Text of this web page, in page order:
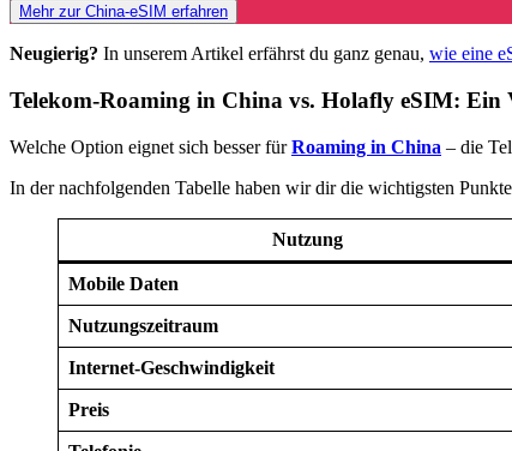
Mehr zur China-eSIM erfahren
Neugierig? In unserem Artikel erfährst du ganz genau, wie eine
Telekom-Roaming in China vs. Holafly eSIM: Ein
Welche Option eignet sich besser fürRoaming in China – die
In der nachfolgenden Tabelle haben wir dir die wichtigsten
Nutzung
Mobile Daten
Nutzungszeitraum
Internet-Geschwindigkeit
Preis